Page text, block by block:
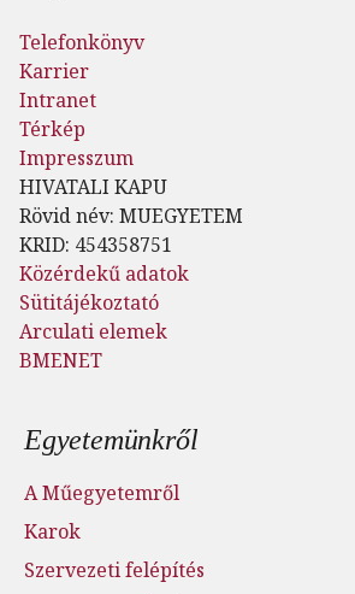
Telefonkönyv
Karrier
Intranet
Térkép
Impresszum
HIVATALI KAPU
Rövid név: MUEGYETEM
KRID: 454358751
Közérdekű adatok
Sütitájékoztató
Arculati elemek
BMENET
Lábléc menü
Egyetemünkről
A Műegyetemről
Karok
Szervezeti felépítés